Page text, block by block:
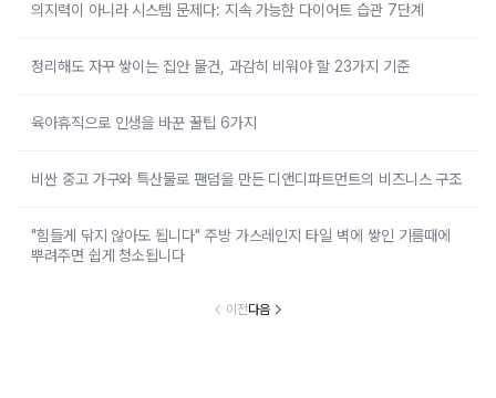
의지력이 아니라 시스템 문제다: 지속 가능한 다이어트 습관 7단계
정리해도 자꾸 쌓이는 집안 물건, 과감히 비워야 할 23가지 기준
육아휴직으로 인생을 바꾼 꿀팁 6가지
비싼 중고 가구와 특산물로 팬덤을 만든 디앤디파트먼트의 비즈니스 구조
"힘들게 닦지 않아도 됩니다" 주방 가스레인지 타일 벽에 쌓인 기름때에
뿌려주면 쉽게 청소됩니다
이전다음